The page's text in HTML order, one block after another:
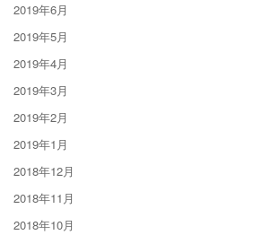
2019年6月
2019年5月
2019年4月
2019年3月
2019年2月
2019年1月
2018年12月
2018年11月
2018年10月